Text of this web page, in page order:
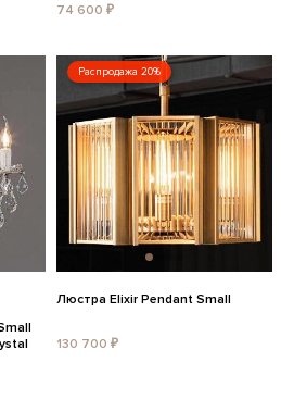
74 600 ₽
Распродажа 20%
Люстра Elixir Pendant Small
130 700 ₽